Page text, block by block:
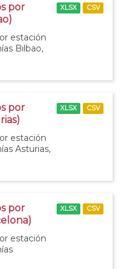
por
estación
Bilbao,
XLSX CSV
por
estación
Asturias,
XLSX CSV
por
estación
XLSX CSV